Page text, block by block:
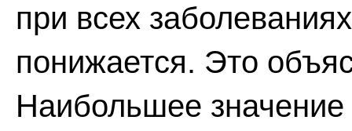
при всех
понижается. Это
Наибольшее значение